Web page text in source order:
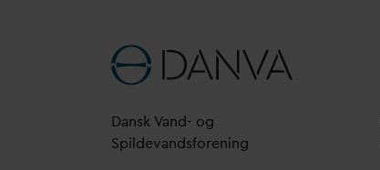
Dansk Vand- og
Spildevandsforening